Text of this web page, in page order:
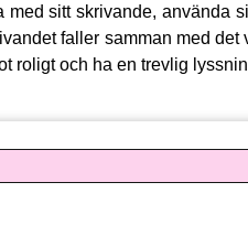
sitt skrivande, använda
faller samman med det
roligt och ha en trevlig